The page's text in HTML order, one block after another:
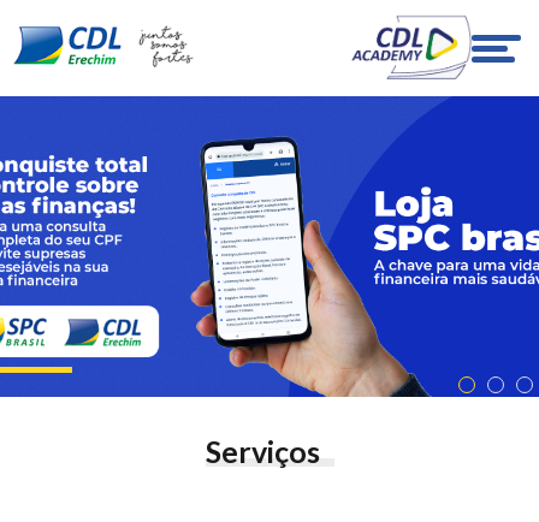
Serviços